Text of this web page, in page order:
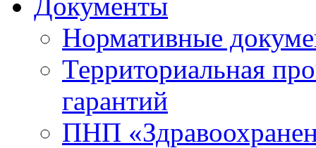
Нормативные
Территориальная
гарантий
ПНП